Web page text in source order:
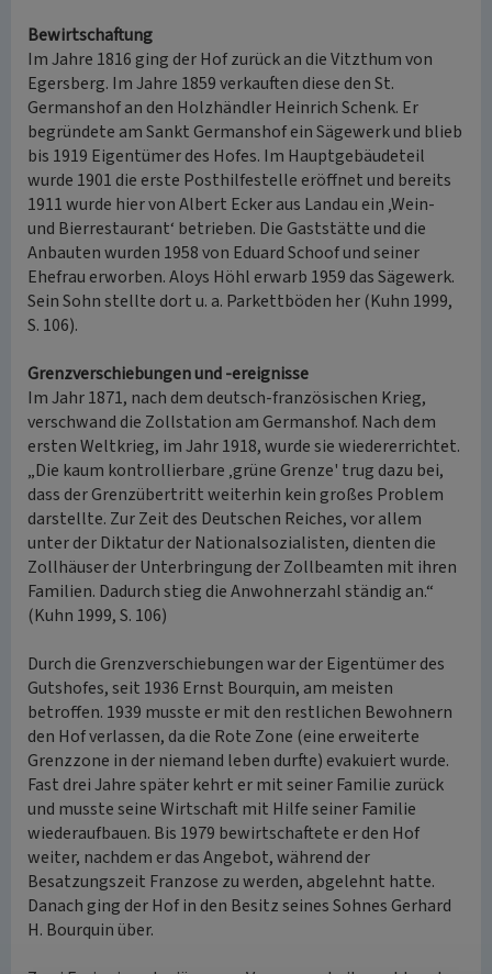
Bewirtschaftung
Im Jahre 1816 ging der Hof zurück an die Vitzthum von
Egersberg. Im Jahre 1859 verkauften diese den St.
Germanshof an den Holzhändler Heinrich Schenk. Er
begründete am Sankt Germanshof ein Sägewerk und blieb
bis 1919 Eigentümer des Hofes. Im Hauptgebäudeteil
wurde 1901 die erste Posthilfestelle eröffnet und bereits
1911 wurde hier von Albert Ecker aus Landau ein ‚Wein-
und Bierrestaurant‘ betrieben. Die Gaststätte und die
Anbauten wurden 1958 von Eduard Schoof und seiner
Ehefrau erworben. Aloys Höhl erwarb 1959 das Sägewerk.
Sein Sohn stellte dort u. a. Parkettböden her (Kuhn 1999,
S. 106).
Grenzverschiebungen und -ereignisse
Im Jahr 1871, nach dem deutsch-französischen Krieg,
verschwand die Zollstation am Germanshof. Nach dem
ersten Weltkrieg, im Jahr 1918, wurde sie wiedererrichtet.
„Die kaum kontrollierbare ‚grüne Grenze' trug dazu bei,
dass der Grenzübertritt weiterhin kein großes Problem
darstellte. Zur Zeit des Deutschen Reiches, vor allem
unter der Diktatur der Nationalsozialisten, dienten die
Zollhäuser der Unterbringung der Zollbeamten mit ihren
Familien. Dadurch stieg die Anwohnerzahl ständig an.“
(Kuhn 1999, S. 106)
Durch die Grenzverschiebungen war der Eigentümer des
Gutshofes, seit 1936 Ernst Bourquin, am meisten
betroffen. 1939 musste er mit den restlichen Bewohnern
den Hof verlassen, da die Rote Zone (eine erweiterte
Grenzzone in der niemand leben durfte) evakuiert wurde.
Fast drei Jahre später kehrt er mit seiner Familie zurück
und musste seine Wirtschaft mit Hilfe seiner Familie
wiederaufbauen. Bis 1979 bewirtschaftete er den Hof
weiter, nachdem er das Angebot, während der
Besatzungszeit Franzose zu werden, abgelehnt hatte.
Danach ging der Hof in den Besitz seines Sohnes Gerhard
H. Bourquin über.